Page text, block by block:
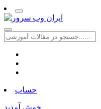
حساب
خوش آمدید